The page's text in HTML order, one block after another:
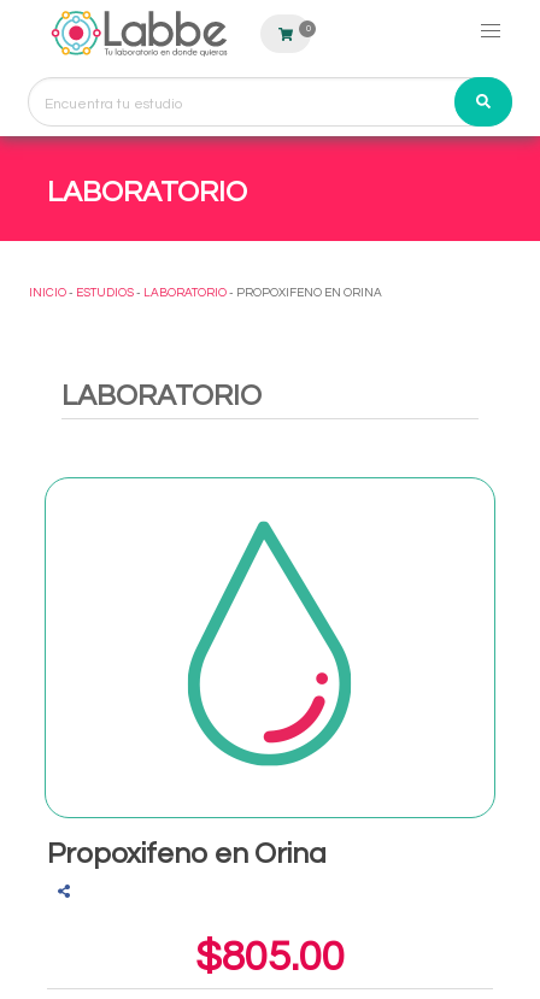
0
LABORATORIO
INICIO - ESTUDIOS - LABORATORIO - PROPOXIFENO EN ORINA
LABORATORIO
Propoxifeno en Orina
$805.00